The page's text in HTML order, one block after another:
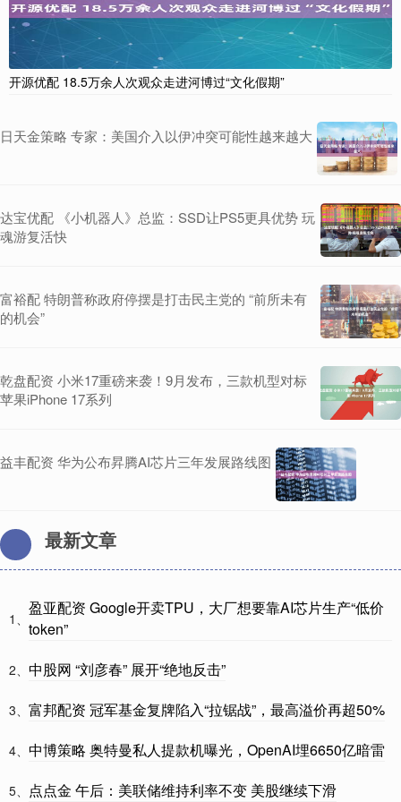
开源优配 18.5万余人次观众走进河博过“文化假期”
日天金策略 专家：美国介入以伊冲突可能性越来越大
达宝优配 《小机器人》总监：SSD让PS5更具优势 玩
魂游复活快
富裕配 特朗普称政府停摆是打击民主党的 “前所未有
的机会”
乾盘配资 小米17重磅来袭！9月发布，三款机型对标
苹果iPhone 17系列
益丰配资 华为公布昇腾AI芯片三年发展路线图
最新文章
1、
盈亚配资 Google开卖TPU，大厂想要靠AI芯片生产“低价
token”
2、 中股网 “刘彦春” 展开“绝地反击”
3、 富邦配资 冠军基金复牌陷入“拉锯战”，最高溢价再超50%
4、 中博策略 奥特曼私人提款机曝光，OpenAI埋6650亿暗雷
5、 点点金 午后：美联储维持利率不变 美股继续下滑